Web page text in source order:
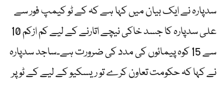
سدپارہ نے ایک بیان میں کہا ہے کہ کے ٹو کیمپ فور سے
علی سدپارہ کا جسد خاکی نیچے اتارنے کے لیے کم ازکم 10
سے 15 کوہ پیمائوں کی مدد کی ضرورت ہے۔ساجد سدپارہ
نے کہا کہ حکومت تعاون کرے تو ریسکیو کے لیے کے ٹو پر